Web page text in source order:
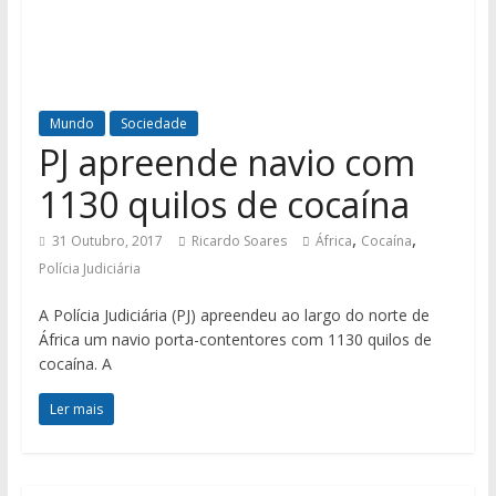
Mundo Sociedade
PJ apreende navio com
1130 quilos de cocaína
31 Outubro, 2017 Ricardo Soares África, Cocaína,
Polícia Judiciária
A Polícia Judiciária (PJ) apreendeu ao largo do norte de
África um navio porta-contentores com 1130 quilos de
cocaína. A
Ler mais